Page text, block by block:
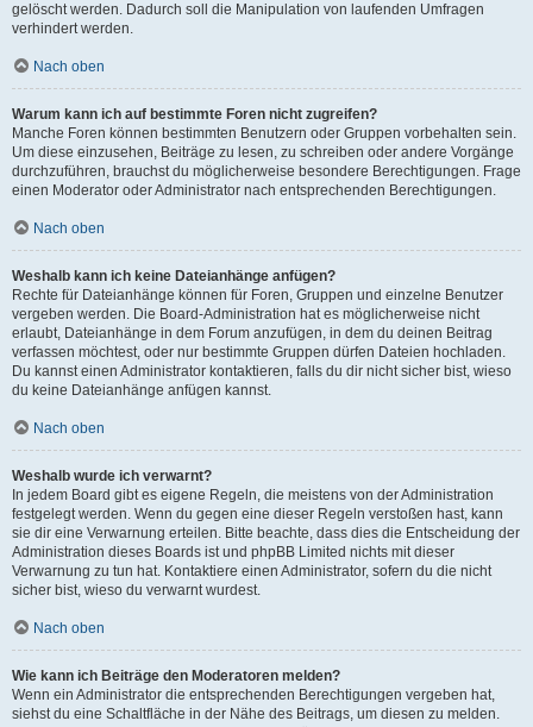
gelöscht werden. Dadurch soll die Manipulation von laufenden Umfragen
verhindert werden.
Nach oben
Warum kann ich auf bestimmte Foren nicht zugreifen?
Manche Foren können bestimmten Benutzern oder Gruppen vorbehalten sein.
Um diese einzusehen, Beiträge zu lesen, zu schreiben oder andere Vorgänge
durchzuführen, brauchst du möglicherweise besondere Berechtigungen. Frage
einen Moderator oder Administrator nach entsprechenden Berechtigungen.
Nach oben
Weshalb kann ich keine Dateianhänge anfügen?
Rechte für Dateianhänge können für Foren, Gruppen und einzelne Benutzer
vergeben werden. Die Board-Administration hat es möglicherweise nicht
erlaubt, Dateianhänge in dem Forum anzufügen, in dem du deinen Beitrag
verfassen möchtest, oder nur bestimmte Gruppen dürfen Dateien hochladen.
Du kannst einen Administrator kontaktieren, falls du dir nicht sicher bist, wieso
du keine Dateianhänge anfügen kannst.
Nach oben
Weshalb wurde ich verwarnt?
In jedem Board gibt es eigene Regeln, die meistens von der Administration
festgelegt werden. Wenn du gegen eine dieser Regeln verstoßen hast, kann
sie dir eine Verwarnung erteilen. Bitte beachte, dass dies die Entscheidung der
Administration dieses Boards ist und phpBB Limited nichts mit dieser
Verwarnung zu tun hat. Kontaktiere einen Administrator, sofern du die nicht
sicher bist, wieso du verwarnt wurdest.
Nach oben
Wie kann ich Beiträge den Moderatoren melden?
Wenn ein Administrator die entsprechenden Berechtigungen vergeben hat,
siehst du eine Schaltfläche in der Nähe des Beitrags, um diesen zu melden.